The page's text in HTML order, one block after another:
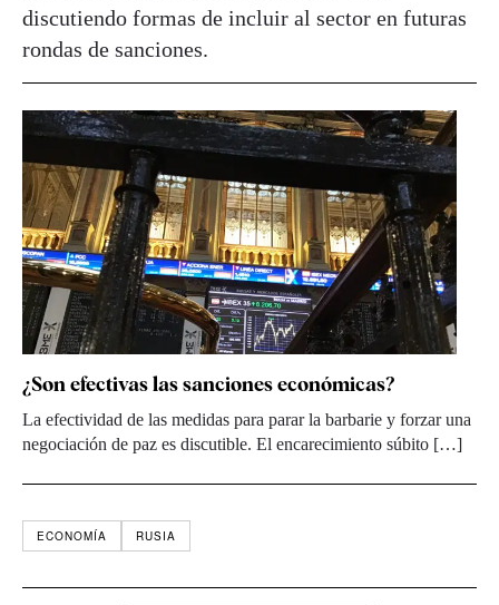
discutiendo formas de incluir al sector en futuras
rondas de sanciones.
¿Son efectivas las sanciones económicas?
La efectividad de las medidas para parar la barbarie y forzar una
negociación de paz es discutible. El encarecimiento súbito […]
ECONOMÍA RUSIA